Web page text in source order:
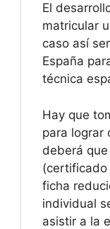
El
matricular
caso así
España
técnica
Hay que
para lograr
deberá
(certificado
ficha
individual
asistir a la